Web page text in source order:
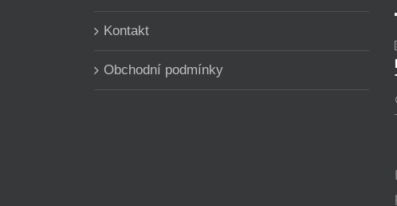
Kontakt
Obchodní podmínky